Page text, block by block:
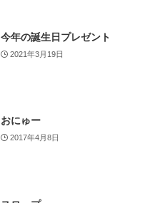
今年の誕生日プレゼント
2021年3月19日
おにゅー
2017年4月8日